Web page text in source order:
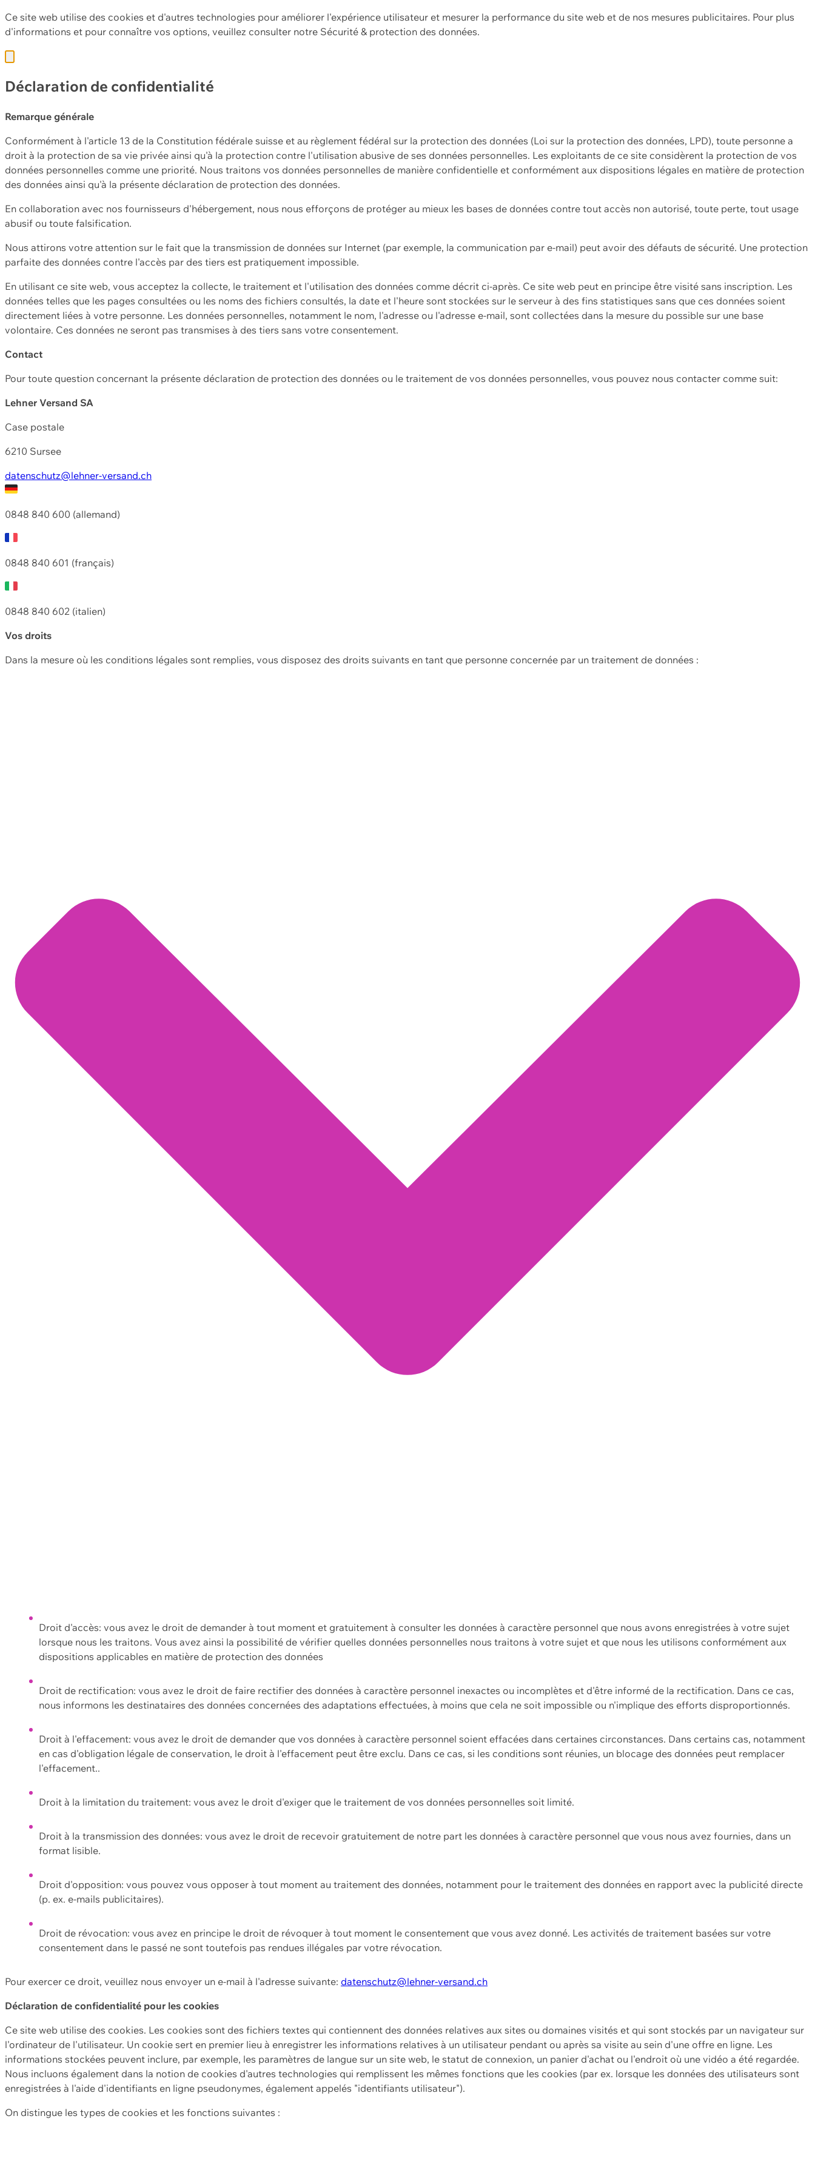
Ce site web utilise des cookies et d'autres technologies pour améliorer l'expérience utilisateur et mesurer la performance du site web et de nos mesures publicitaires. Pour plus
d'informations et pour connaître vos options, veuillez consulter notre Sécurité & protection des données.
Déclaration de confidentialité
Remarque générale
Conformément à l'article 13 de la Constitution fédérale suisse et au règlement fédéral sur la protection des données (Loi sur la protection des données, LPD), toute personne a
droit à la protection de sa vie privée ainsi qu'à la protection contre l'utilisation abusive de ses données personnelles. Les exploitants de ce site considèrent la protection de vos
données personnelles comme une priorité. Nous traitons vos données personnelles de manière confidentielle et conformément aux dispositions légales en matière de protection
des données ainsi qu'à la présente déclaration de protection des données.
En collaboration avec nos fournisseurs d'hébergement, nous nous efforçons de protéger au mieux les bases de données contre tout accès non autorisé, toute perte, tout usage
abusif ou toute falsification.
Nous attirons votre attention sur le fait que la transmission de données sur Internet (par exemple, la communication par e-mail) peut avoir des défauts de sécurité. Une protection
parfaite des données contre l'accès par des tiers est pratiquement impossible.
En utilisant ce site web, vous acceptez la collecte, le traitement et l'utilisation des données comme décrit ci-après. Ce site web peut en principe être visité sans inscription. Les
données telles que les pages consultées ou les noms des fichiers consultés, la date et l'heure sont stockées sur le serveur à des fins statistiques sans que ces données soient
directement liées à votre personne. Les données personnelles, notamment le nom, l'adresse ou l'adresse e-mail, sont collectées dans la mesure du possible sur une base
volontaire. Ces données ne seront pas transmises à des tiers sans votre consentement.
Contact
Pour toute question concernant la présente déclaration de protection des données ou le traitement de vos données personnelles, vous pouvez nous contacter comme suit:
Lehner Versand SA
Case postale
6210 Sursee
datenschutz@lehner-versand.ch
0848 840 600 (allemand)
0848 840 601 (français)
0848 840 602 (italien)
Vos droits
Dans la mesure où les conditions légales sont remplies, vous disposez des droits suivants en tant que personne concernée par un traitement de données :
Droit d'accès: vous avez le droit de demander à tout moment et gratuitement à consulter les données à caractère personnel que nous avons enregistrées à votre sujet
lorsque nous les traitons. Vous avez ainsi la possibilité de vérifier quelles données personnelles nous traitons à votre sujet et que nous les utilisons conformément aux
dispositions applicables en matière de protection des données
Droit de rectification: vous avez le droit de faire rectifier des données à caractère personnel inexactes ou incomplètes et d'être informé de la rectification. Dans ce cas,
nous informons les destinataires des données concernées des adaptations effectuées, à moins que cela ne soit impossible ou n'implique des efforts disproportionnés.
Droit à l'effacement: vous avez le droit de demander que vos données à caractère personnel soient effacées dans certaines circonstances. Dans certains cas, notamment
en cas d'obligation légale de conservation, le droit à l'effacement peut être exclu. Dans ce cas, si les conditions sont réunies, un blocage des données peut remplacer
l'effacement..
Droit à la limitation du traitement: vous avez le droit d'exiger que le traitement de vos données personnelles soit limité.
Droit à la transmission des données: vous avez le droit de recevoir gratuitement de notre part les données à caractère personnel que vous nous avez fournies, dans un
format lisible.
Droit d'opposition: vous pouvez vous opposer à tout moment au traitement des données, notamment pour le traitement des données en rapport avec la publicité directe
(p. ex. e-mails publicitaires).
Droit de révocation: vous avez en principe le droit de révoquer à tout moment le consentement que vous avez donné. Les activités de traitement basées sur votre
consentement dans le passé ne sont toutefois pas rendues illégales par votre révocation.
Pour exercer ce droit, veuillez nous envoyer un e-mail à l'adresse suivante: datenschutz@lehner-versand.ch
Déclaration de confidentialité pour les cookies
Ce site web utilise des cookies. Les cookies sont des fichiers textes qui contiennent des données relatives aux sites ou domaines visités et qui sont stockés par un navigateur sur
l'ordinateur de l'utilisateur. Un cookie sert en premier lieu à enregistrer les informations relatives à un utilisateur pendant ou après sa visite au sein d'une offre en ligne. Les
informations stockées peuvent inclure, par exemple, les paramètres de langue sur un site web, le statut de connexion, un panier d'achat ou l'endroit où une vidéo a été regardée.
Nous incluons également dans la notion de cookies d'autres technologies qui remplissent les mêmes fonctions que les cookies (par ex. lorsque les données des utilisateurs sont
enregistrées à l'aide d'identifiants en ligne pseudonymes, également appelés "identifiants utilisateur").
On distingue les types de cookies et les fonctions suivantes :